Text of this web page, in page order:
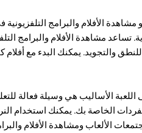
مشاهدة الأفلام والبرامج التلفزيونية
تساعد مشاهدة الأفلام والبرامج
والتجويد. يمكنك البدء مع أفلام
اللعبة الأساليب هي وسيلة فعالة
الخاصة بك. يمكنك استخدام
الألعاب ومشاهدة الأفلام